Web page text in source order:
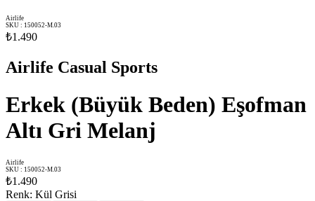
Airlife
SKU : 150052-M.03
₺1.490
Airlife Casual Sports
Erkek (Büyük Beden) Eşofman
Altı Gri Melanj
Airlife
SKU : 150052-M.03
₺1.490
Renk: Kül Grisi